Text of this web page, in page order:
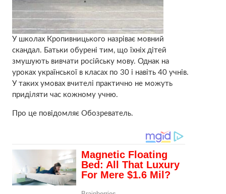
У школах Кропивницького назріває мовний
скандал. Батьки обурені тим, що їхніх дітей
змушують вивчати російську мову. Однак на
уроках української в класах по 30 і навіть 40 учнів.
У таких умовах вчителі практично не можуть
приділяти час кожному учню.
Про це повідомляє Обозреватель.